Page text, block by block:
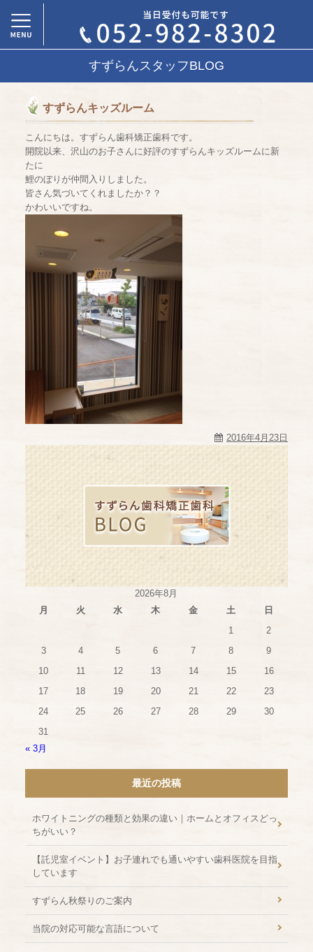
すずらんスタッフBLOG
すずらんキッズルーム
こんにちは。すずらん歯科矯正歯科です。
開院以来、沢山のお子さんに好評のすずらんキッズルームに新
たに
鯉のぼりが仲間入りしました。
皆さん気づいてくれましたか？？
かわいいですね。
2016年4月23日
2026年8月
月
火 水 木 金 土
日
1
2
3
4 5 6 7 8
9
10
11 12 13 14 15
16
17
18 19 20 21 22
23
24
25 26 27 28 29
30
31
« 3月
最近の投稿
ホワイトニングの種類と効果の違い｜ホームとオフィスどっ
ちがいい？
【託児室イベント】お子連れでも通いやすい歯科医院を目指
しています
すずらん秋祭りのご案内
当院の対応可能な言語について